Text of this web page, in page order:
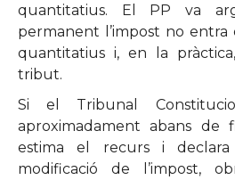
quantitatius. El PP va
permanent l’impost no entra
quantitatius i, en la
tribut.
Si el Tribunal
aproximadament abans de
estima el recurs i declara
modificació de l’impost,